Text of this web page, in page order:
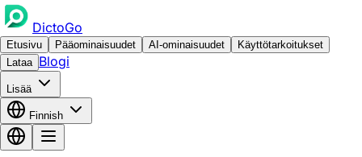
DictoGo
Etusivu Pääominaisuudet AI-ominaisuudet
Käyttötarkoitukset
Lataa Blogi
Lisää
Finnish